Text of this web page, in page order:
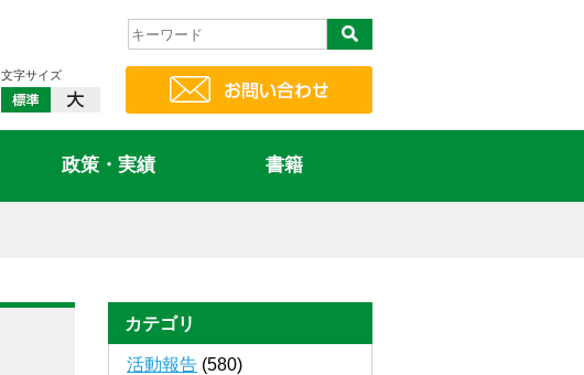
文字サイズ
政策・実績 書籍
カテゴリ
活動報告 (580)